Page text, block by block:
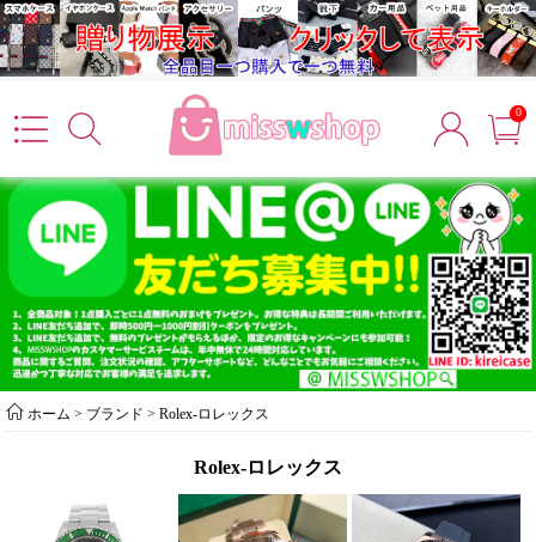
0
ホーム > ブランド > Rolex-ロレックス
Rolex-ロレックス